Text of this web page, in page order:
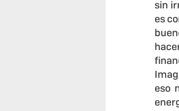
sin
es
eso